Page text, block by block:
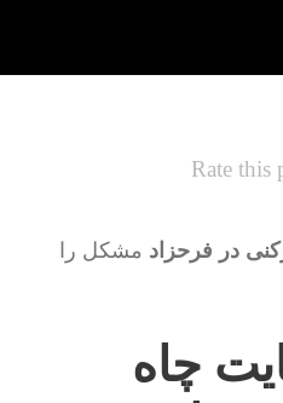
Rate this
در فرحزاد مشکل را
چاه